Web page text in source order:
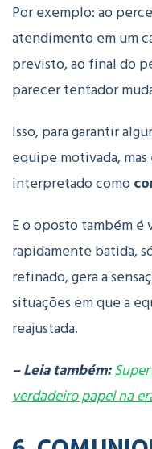
Por exemplo: ao
atendimento em um
previsto, ao final do
parecer tentador
Isso, para garantir
equipe motivada,
interpretado como
E o oposto também é
rapidamente batida,
refinado, gera a
situações em que a
reajustada.
– Leia também:
verdadeiro papel na